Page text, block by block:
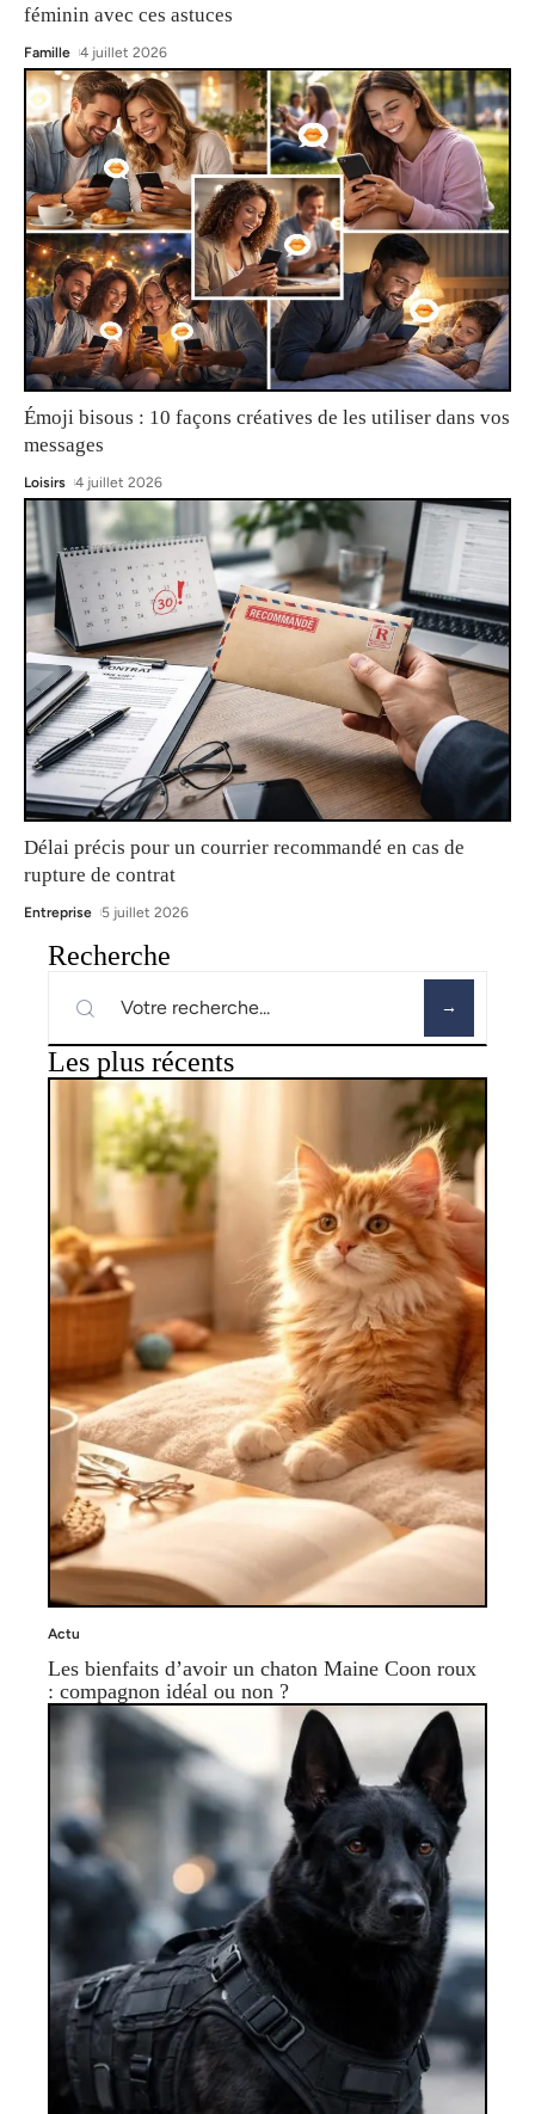
féminin avec ces astuces
Famille 4 juillet 2026
Émoji bisous : 10 façons créatives de les utiliser dans vos
messages
Loisirs 4 juillet 2026
Délai précis pour un courrier recommandé en cas de
rupture de contrat
Entreprise 5 juillet 2026
Recherche
Les plus récents
Actu
Les bienfaits d’avoir un chaton Maine Coon roux
: compagnon idéal ou non ?